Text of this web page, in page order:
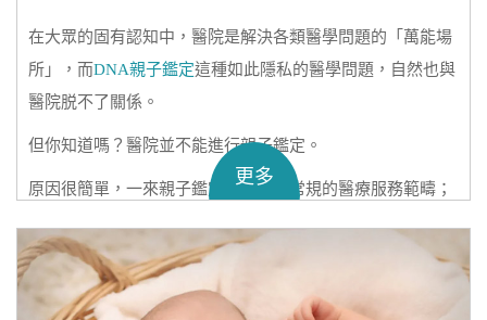
在大眾的固有認知中，醫院是解決各類醫學問題的「萬能場
所」，而DNA親子鑑定這種如此隱私的醫學問題，自然也與
醫院脱不了關係。
但你知道嗎？醫院並不能進行親子鑑定。
原因很簡單，一來親子鑑定並不屬於常規的醫療服務範疇；
大部分醫院現時都缺少相關的科室，也缺乏開展此項業務的
更多